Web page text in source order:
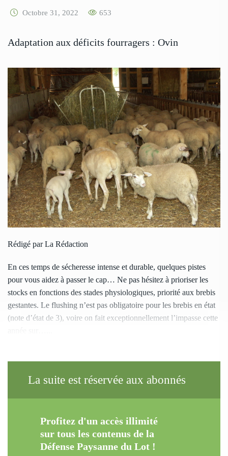
Octobre 31, 2022 653
Adaptation aux déficits fourragers : Ovin
Rédigé par La Rédaction
En ces temps de sécheresse intense et durable, quelques pistes
pour vous aidez à passer le cap… Ne pas hésitez à prioriser les
stocks en fonctions des stades physiologiques, priorité aux brebis
gestantes. Le flushing n’est pas obligatoire pour les brebis en état
(note d’état de 3), voire on fait exceptionnellement l’impasse cette
La suite est réservée aux abonnés
Profitez d'un accès illimité
sur tous les contenus de la
Défense Paysanne du Lot !